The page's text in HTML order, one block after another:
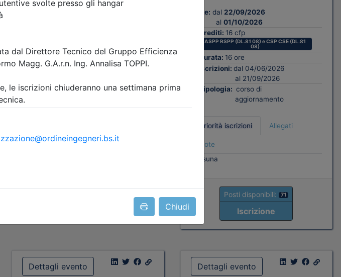
Chiudi
Durata: 4 ore
Priorità iscrizioni Allegati
Note
nessuna
Posti disponibili: 88
Date: dal 22/09/2026
al 01/10/2026
Crediti: 16 cfp
ASPP RSPP (DL.81 08) e CSP CSE (DL.81
08)
Durata: 16 ore
Iscrizioni: dal 04/06/2026
al 21/09/2026
Tipologia: corso di
aggiornamento
Priorità iscrizioni Allegati
Note
nessuna
Posti disponibili: 71
Iscrizione
Dettagli evento Dettagli evento